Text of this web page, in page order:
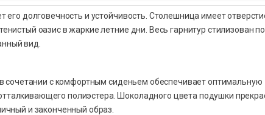
его долговечность и устойчивость. Столешница имеет
оазис в жаркие летние дни. Весь гарнитур стилизован
вид.
сочетании с комфортным сиденьем обеспечивает оптимальную
полиэстера. Шоколадного цвета подушки
и законченный образ.